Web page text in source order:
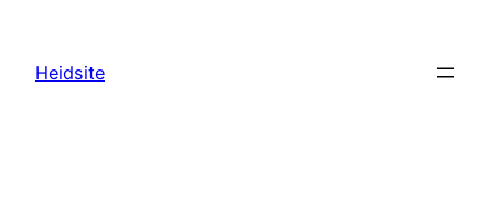
springen
Heidsite